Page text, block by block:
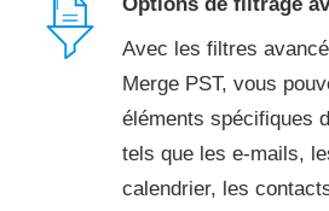
Avec les filtres
Merge PST, vous
éléments spécifiques
tels que les e-mails,
calendrier, les